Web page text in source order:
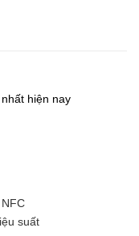
hiện nay
suất